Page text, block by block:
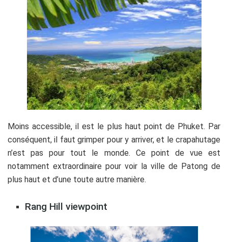
Moins accessible, il est le plus haut point de Phuket. Par
conséquent, il faut grimper pour y arriver, et le crapahutage
n’est pas pour tout le monde. Ce point de vue est
notamment extraordinaire pour voir la ville de Patong de
plus haut et d’une toute autre manière.
Rang Hill viewpoint